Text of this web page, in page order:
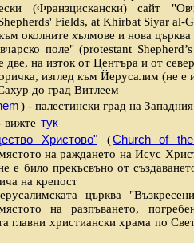
(Франзцискански) сайт
Fields, at Khirbat Siyar al-
околните хълмове и нова
поле" (protestant
две, на изток от Центъра и от
изглед към Йерусалим (не е
до град Витлеем
) - палестински град на
вижте тук
Христово"
(Church of
на раждането на Исус
е било прекъсвъно от
на крепост
църква
на разпъването,
главни христиански храма по